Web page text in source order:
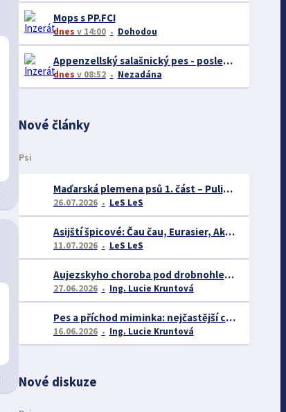
Mops s PP.FCI
dnes v 14:00 Dohodou
Appenzellský salašnický pes - poslední pejsek z vrhu B
dnes v 08:52 Nezadána
Nové články
Psi
Maďarská plemena psů 1. část – Puli, Komondor
26.07.2026 LeS LeS
Asijští špicové: Čau čau, Eurasier, Akita inu a další
11.07.2026 LeS LeS
Aujezskyho choroba pod drobnohledem: proč se o ní nyní mluví více než dříve
27.06.2026 Ing. Lucie Kruntová
Pes a příchod miminka: nejčastější chyby majitelů a jak se jim vyhnout
16.06.2026 Ing. Lucie Kruntová
Nové diskuze